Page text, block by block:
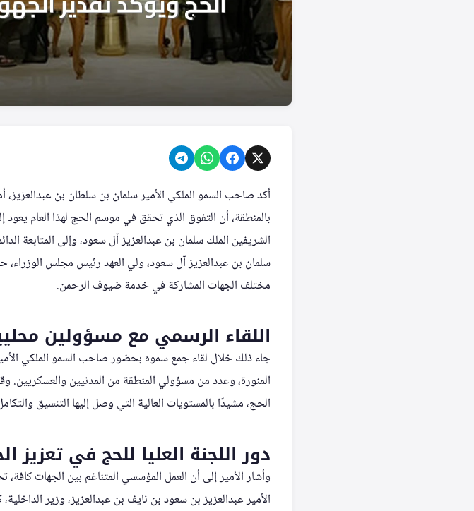
أكد صاحب السمو الملكي الأمير سلمان بن سلطان بن عبدالعزيز،
بالمنطقة، أن التفوق الذي تحقق في موسم الحج لهذا العام يعود
الشريفين الملك سلمان بن عبدالعزيز آل سعود، وإلى المتابعة
سلمان بن عبدالعزيز آل سعود، ولي العهد رئيس مجلس
مختلف الجهات المشاركة في خدمة ضيوف الرحمن.
اللقاء الرسمي مع مسؤولين
جاء ذلك خلال لقاء جمع سموه بحضور صاحب السمو الملكي
المنورة، وعدد من مسؤولي المنطقة من المدنيين والعسكريين.
الحج، مشيدًا بالمستويات العالية التي وصل إليها التنسيق
دور اللجنة العليا للحج في تعزيز
وأشار الأمير إلى أن العمل المؤسسي المتناغم بين الجهات
الأمير عبدالعزيز بن سعود بن نايف بن عبدالعزيز، وزير